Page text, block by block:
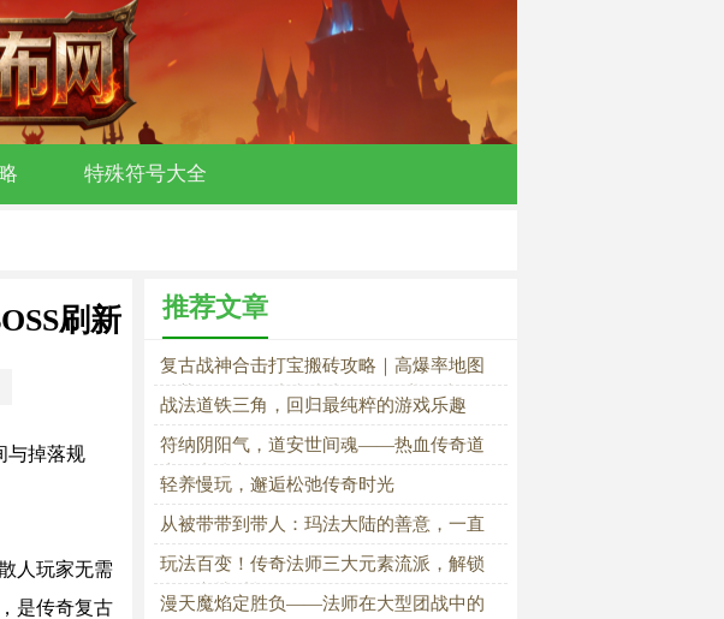
特殊符号大全
刷新
与掉落规
人玩家无需
是传奇复古
推荐文章
复古战神合击打宝搬砖攻略｜高爆率地图
推荐、BOSS刷新机制与散人稳赚玩法
战法道铁三角，回归最纯粹的游戏乐趣
符纳阴阳气，道安世间魂——热血传奇道
士医者侠义录
轻养慢玩，邂逅松弛传奇时光
从被带带到带人：玛法大陆的善意，一直
在传承
玩法百变！传奇法师三大元素流派，解锁
多元竞技乐趣
漫天魔焰定胜负——法师在大型团战中的